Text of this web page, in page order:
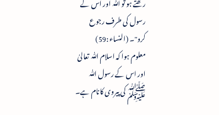
رسول کی طرف رجوع
کرو"۔ (النساء :59)
معلوم ہوا کہ اسلام ﷲ تعالیٰ
اور اس کے رسول ﷲ
ﷺ کی پیروی کانام ہے۔